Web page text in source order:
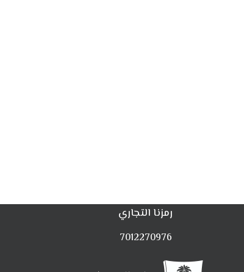
رمزنا التجاري
7012270976